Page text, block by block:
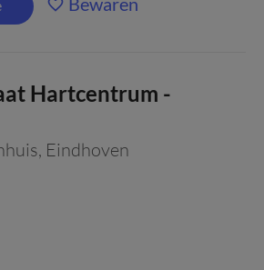
Hartcentrum -
, Eindhoven